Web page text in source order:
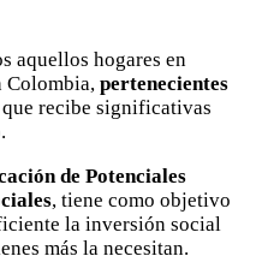
aquellos hogares en
Colombia, pertenecientes
recibe significativas
de Potenciales
, tiene como objetivo
la inversión social
más la necesitan.